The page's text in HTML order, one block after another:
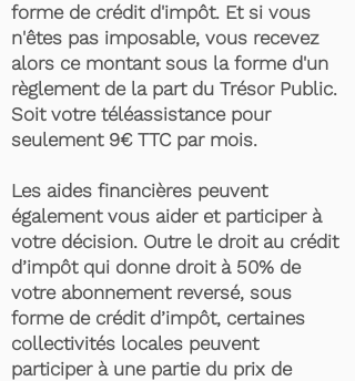
forme de crédit d'impôt. Et si vous
n'êtes pas imposable, vous recevez
alors ce montant sous la forme d'un
règlement de la part du Trésor Public.
Soit votre téléassistance pour
seulement 9€ TTC par mois.
Les aides financières peuvent
également vous aider et participer à
votre décision. Outre le droit au crédit
d’impôt qui donne droit à 50% de
votre abonnement reversé, sous
forme de crédit d’impôt, certaines
collectivités locales peuvent
participer à une partie du prix de